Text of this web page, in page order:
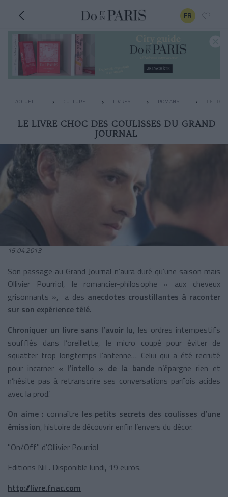
FR
ACCUEIL CULTURE LIVRES ROMANS
LE LIVRE CHOC DES COULISSES DU GRAND
JOURNAL
15.04.2013
Son passage au Grand Journal n’aura duré qu’une saison mais
Ollivier Pourriol, le romancier-philosophe « aux cheveux
grisonnants », a des anecdotes croustillantes à raconter
sur son expérience télé.
Chroniquer un livre sans l’avoir lu, les ordres intempestifs
soufflés dans l’oreillette, le micro coupé pour éviter de
squatter trop longtemps l’antenne… Celui qui a été recruté
pour incarner « l’intello » de la banden’épargne rien et
n’hésite pas à retranscrire ses conversations parfois acides
avec la prod’.
On aime : connaître les petits secrets des coulisses d’une
émission, histoire de découvrir enfin l’envers du décor.
"On/Off" d'Ollivier Pourriol
Editions NiL. Disponible lundi, 19 euros.
http://livre.fnac.com